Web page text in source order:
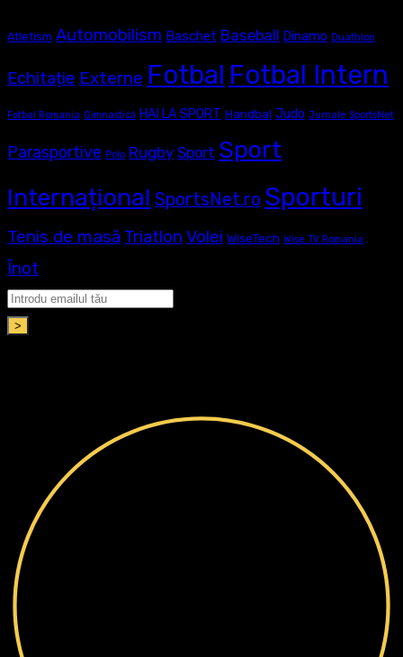
Atletism Automobilism Baschet Baseball Dinamo Duathlon
Echitație Externe Fotbal Fotbal Intern
Fotbal Romania Gimnastică HAI LA SPORT Handbal Judo Jurnale SportsNet
Parasportive Polo Rugby Sport Sport
Internațional SportsNet.ro Sporturi
Tenis de masă Triatlon Volei WiseTech Wise TV Romania
Înot
>